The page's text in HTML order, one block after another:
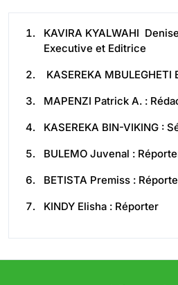
KAVIRA KYALWAHI
Executive et Editrice
KASEREKA
MAPENZI Patrick A. :
KASEREKA BIN-VIKING :
BULEMO Juvenal :
BETISTA Premiss :
KINDY Elisha : Réporter